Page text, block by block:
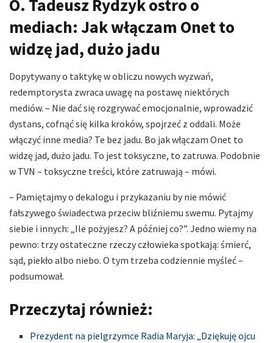
O. Tadeusz Rydzyk ostro o
mediach: Jak włączam Onet to
widzę jad, dużo jadu
Dopytywany o taktykę w obliczu nowych wyzwań,
redemptorysta zwraca uwagę na postawę niektórych
mediów. – Nie dać się rozgrywać emocjonalnie, wprowadzić
dystans, cofnąć się kilka kroków, spojrzeć z oddali. Może
włączyć inne media? Te bez jadu. Bo jak włączam Onet to
widzę jad, dużo jadu. To jest toksyczne, to zatruwa. Podobnie
w TVN – toksyczne treści, które zatruwają – mówi.
– Pamiętajmy o dekalogu i przykazaniu by nie mówić
fałszywego świadectwa przeciw bliźniemu swemu. Pytajmy
siebie i innych: „Ile pożyjesz? A później co?”. Jedno wiemy na
pewno: trzy ostateczne rzeczy człowieka spotkają: śmierć,
sąd, piekło albo niebo. O tym trzeba codziennie myśleć –
podsumował.
Przeczytaj również:
Prezydent na pielgrzymce Radia Maryja: „Dziękuję ojcu